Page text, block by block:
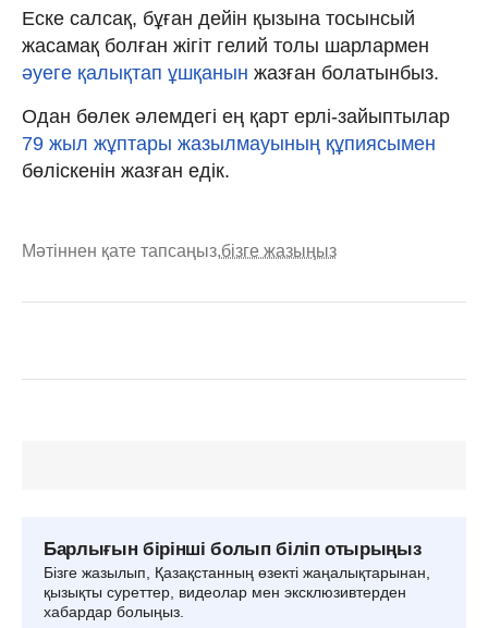
Еске салсақ, бұған дейін қызына тосынсый
жасамақ болған жігіт гелий толы шарлармен
әуеге қалықтап ұшқанын жазған болатынбыз.
Одан бөлек әлемдегі ең қарт ерлі-зайыптылар
79 жыл жұптары жазылмауының құпиясымен
бөліскенін жазған едік.
Мәтіннен қате тапсаңыз,бізге жазыңыз
Барлығын бірінші болып біліп отырыңыз
Бізге жазылып, Қазақстанның өзекті жаңалықтарынан,
қызықты суреттер, видеолар мен эксклюзивтерден
хабардар болыңыз.